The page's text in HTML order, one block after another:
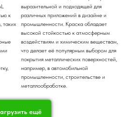
к
таких
выразительной и подходящей для
различных приложений в дизайне и
промышленности. Краска обладает
высокой стойкостью к атмосферным
воздействиям и химическим веществам,
что делает её популярным выбором для
покрытия металлических поверхностей,
например, в автомобильной
промышленности, строительстве и
металлообработке.
ещё